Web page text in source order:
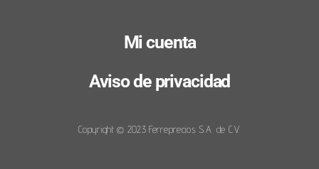
Mi cuenta
Aviso de privacidad
Copyright © 2023 Ferreprecios S.A. de C.V.